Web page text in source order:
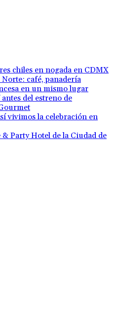
chiles en nogada en CDMX
café, panadería
en un mismo lugar
del estreno de
vivimos la celebración en
Party Hotel de la Ciudad de